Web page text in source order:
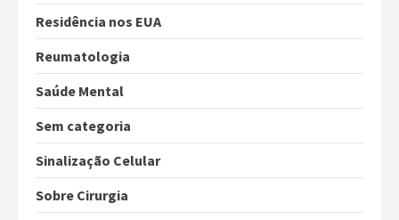
Residência nos EUA
Reumatologia
Saúde Mental
Sem categoria
Sinalização Celular
Sobre Cirurgia